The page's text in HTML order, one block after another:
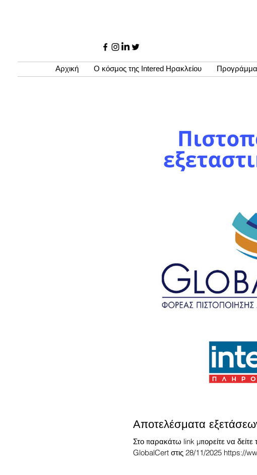
Αρχική Ο κόσμος της Intered Ηρακλείου
Αποτελέσματα
Στο παρακάτω link μπορείτε να
GlobalCert στις 28/11/2025 https://